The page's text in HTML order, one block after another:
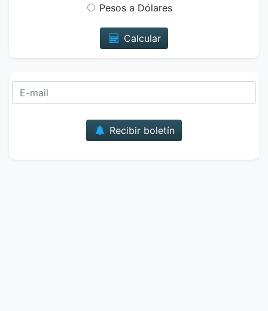
Pesos a Dólares
Calcular
Recibir boletín